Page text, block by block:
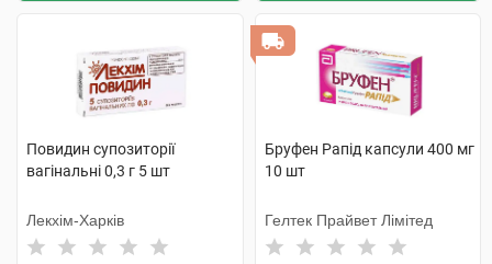
Повидин супозиторії
вагінальні 0,3 г 5 шт
Лекхім-Харків
Бруфен Рапід капсули 400 мг
10 шт
Гелтек Прайвет Лімітед